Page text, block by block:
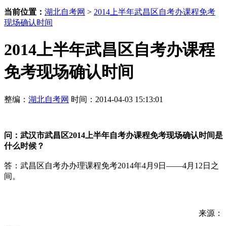
当前位置： 湖北自考网 > 2014上半年武昌区自考办课程免考
现场确认时间
2014上半年武昌区自考办课程
免考现场确认时间
整编： 湖北自考网 时间：2014-04-03 15:13:01
问：武汉市武昌区2014上半年自考办课程免考现场确认时间是
什么时候？
答：武昌区自考办办理课程免考2014年4月9日——4月12日之
间。
来源：